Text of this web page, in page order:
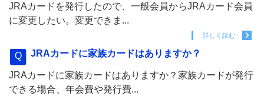
JRAカードを発行したので、一般会員からJRAカード会員
に変更したい。変更できま...
詳しく読む
JRAカードに家族カードはありますか？
JRAカードに家族カードはありますか？家族カードが発行
できる場合、年会費や発行費...